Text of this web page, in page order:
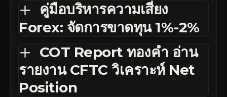
คู่มือบริหารความเสี่ยง
Forex: จัดการขาดทุน 1%-2%
COT Report ทองคำ อ่าน
รายงาน CFTC วิเคราะห์ Net
Position